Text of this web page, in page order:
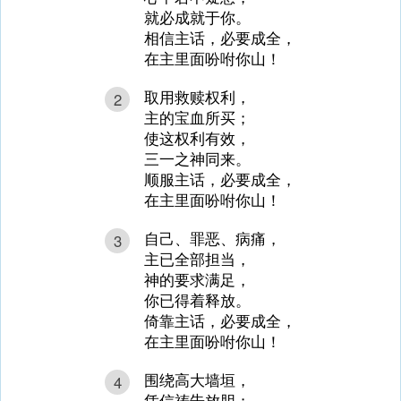
就必成就于你。
相信主话，必要成全，
在主里面吩咐你山！
2
取用救赎权利，
主的宝血所买；
使这权利有效，
三一之神同来。
顺服主话，必要成全，
在主里面吩咐你山！
3
自己、罪恶、病痛，
主已全部担当，
神的要求满足，
你已得着释放。
倚靠主话，必要成全，
在主里面吩咐你山！
4
围绕高大墙垣，